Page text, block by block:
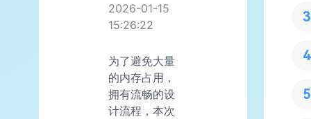
2026-01-15
15:26:22
为了避免大量
的内存占用，
拥有流畅的设
计流程，本次